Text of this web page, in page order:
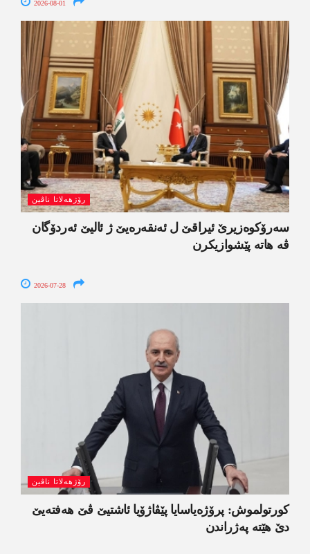
2026-08-01
رۆژھەلاتا ناڤین
سەرۆکوەزیرێ ئیراقێ ل ئەنقەرەیێ ژ ئالیێ ئەردۆگان
ڤە ھاتە پێشوازیکرن
2026-07-28
رۆژھەلاتا ناڤین
کورتولموش: پرۆژەیاسایا پێڤاژۆیا ئاشتیێ ڤێ ھەفتەیێ
دێ هێتە پەژراندن